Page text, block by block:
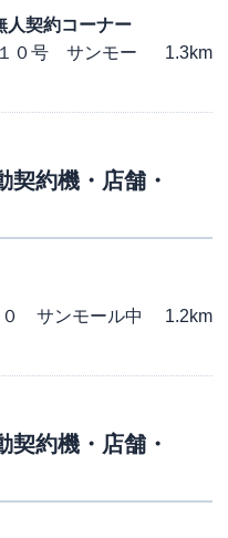
人契約コーナー
０号 サンモー
1.3km
契約機・店舗・
０ サンモール中
1.2km
契約機・店舗・